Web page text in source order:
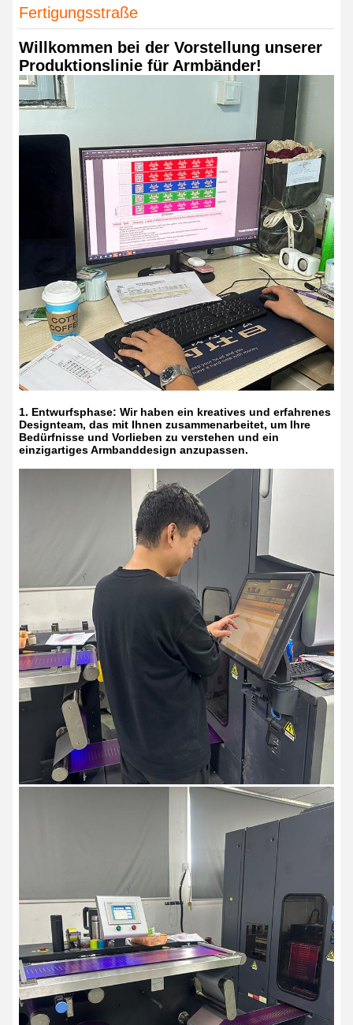
Fertigungsstraße
Willkommen bei der Vorstellung unserer
Produktionslinie für Armbänder!
1. Entwurfsphase: Wir haben ein kreatives und erfahrenes
Designteam, das mit Ihnen zusammenarbeitet, um Ihre
Bedürfnisse und Vorlieben zu verstehen und ein
einzigartiges Armbanddesign anzupassen.